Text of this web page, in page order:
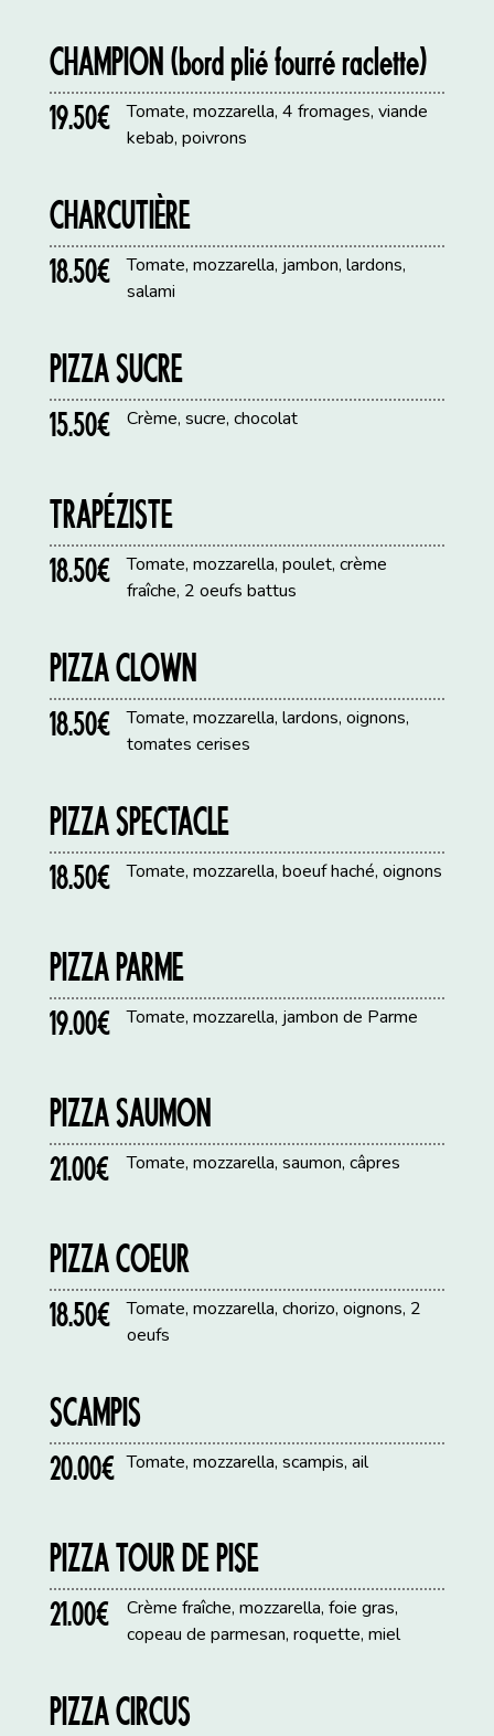
CHAMPION (bord plié fourré raclette)
19.50€
Tomate, mozzarella, 4 fromages, viande
kebab, poivrons
CHARCUTIÈRE
18.50€
Tomate, mozzarella, jambon, lardons,
salami
PIZZA SUCRE
15.50€ Crème, sucre, chocolat
TRAPÉZISTE
18.50€
Tomate, mozzarella, poulet, crème
fraîche, 2 oeufs battus
PIZZA CLOWN
18.50€
Tomate, mozzarella, lardons, oignons,
tomates cerises
PIZZA SPECTACLE
18.50€ Tomate, mozzarella, boeuf haché, oignons
PIZZA PARME
19.00€ Tomate, mozzarella, jambon de Parme
PIZZA SAUMON
21.00€ Tomate, mozzarella, saumon, câpres
PIZZA COEUR
18.50€
Tomate, mozzarella, chorizo, oignons, 2
oeufs
SCAMPIS
20.00€ Tomate, mozzarella, scampis, ail
PIZZA TOUR DE PISE
21.00€
Crème fraîche, mozzarella, foie gras,
copeau de parmesan, roquette, miel
PIZZA CIRCUS